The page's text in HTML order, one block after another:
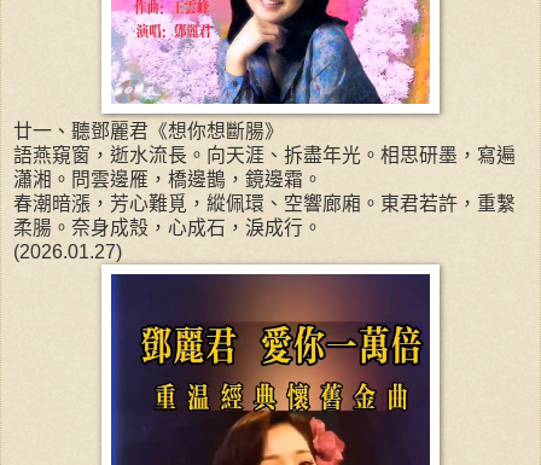
廿一、聽鄧麗君《想你想斷腸》
語燕窺窗，逝水流長。向天涯、拆盡年光。相思研墨，寫遍
瀟湘。問雲邊雁，橋邊鵲，鏡邊霜。
春潮暗漲，芳心難覓，縱佩環、空響廊廂。東君若許，重繫
柔腸。奈身成殼，心成石，淚成行。
(2026.01.27)